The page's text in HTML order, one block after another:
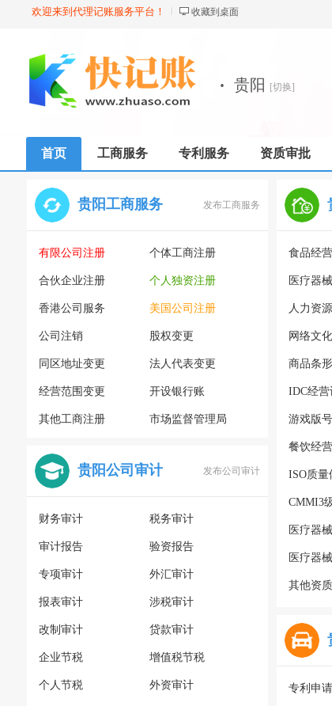
欢迎来到代理记账服务平台！ 收藏到桌面
· 贵阳 [切换]
首页 工商服务 专利服务 资质审批
贵阳工商服务 发布工商服务
有限公司注册 个体工商注册
合伙企业注册 个人独资注册
香港公司服务 美国公司注册
公司注销 股权变更
同区地址变更 法人代表变更
经营范围变更 开设银行账
其他工商注册 市场监督管理局
贵阳公司审计 发布公司审计
财务审计 税务审计
审计报告 验资报告
专项审计 外汇审计
报表审计 涉税审计
改制审计 贷款审计
企业节税 增值税节税
个人节税 外资审计
食品经
医疗器
人力资
网络文
商品条
IDC经营
游戏版号
餐饮经
ISO质量
CMMI3
医疗器
医疗器
其他资
专利申请